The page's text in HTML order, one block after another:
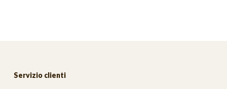
Servizio clienti